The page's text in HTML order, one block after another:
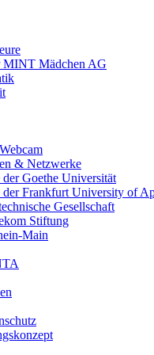
MINT Mädchen AG
& Netzwerke
der Goethe Universität
der Frankfurt University of
Gesellschaft
Stiftung
Main